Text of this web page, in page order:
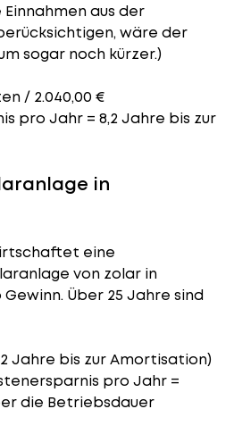
aus der
wäre der
sogar noch kürzer.)
/ 2.040,00 €
pro Jahr = 8,2 Jahre bis zur
in
eine
von zolar in
Über 25 Jahre sind
Jahre bis zur Amortisation)
pro Jahr =
die Betriebsdauer